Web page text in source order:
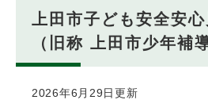
上田市子ども安全安
（旧称 上田市少年補
2026年6月29日更新